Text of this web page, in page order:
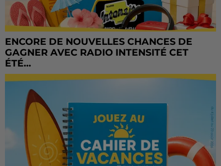
ENCORE DE NOUVELLES CHANCES DE
GAGNER AVEC RADIO INTENSITÉ CET
ÉTÉ...